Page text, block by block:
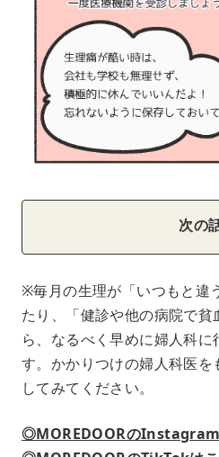
次の
※毎月の生理が「いつもと違
たり、「健診や他の病院で貧
ら、なるべく早めに婦人科に
す。かかりつけの婦人科医
してみてください。
◎MOREDOORのInstagram